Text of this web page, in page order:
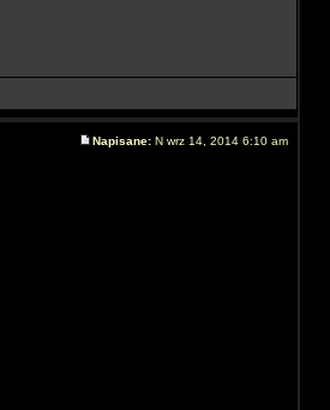
Napisane: N wrz 14, 2014 6:10 am